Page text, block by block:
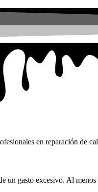
en reparación de
un gasto excesivo. Al